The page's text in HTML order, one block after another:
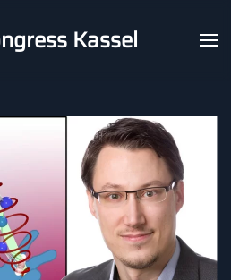
Kassel